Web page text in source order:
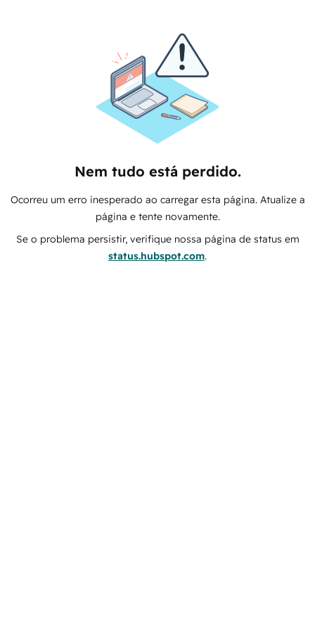
Nem tudo está perdido.
Ocorreu um erro inesperado ao carregar esta página. Atualize a
página e tente novamente.
Se o problema persistir, verifique nossa página de status em
status.hubspot.com.